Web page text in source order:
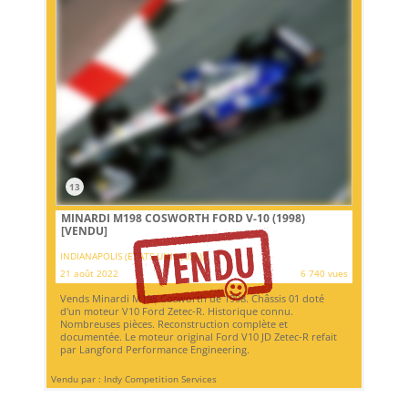
13
MINARDI M198 COSWORTH FORD V-10 (1998)
[VENDU]
INDIANAPOLIS (ETATS-UNIS (USA))
21 août 2022
6 740 vues
Vends Minardi M198 Cosworth de 1998. Châssis 01 doté
d'un moteur V10 Ford Zetec-R. Historique connu.
Nombreuses pièces. Reconstruction complète et
documentée. Le moteur original Ford V10 JD Zetec-R refait
par Langford Performance Engineering.
Vendu par : Indy Competition Services